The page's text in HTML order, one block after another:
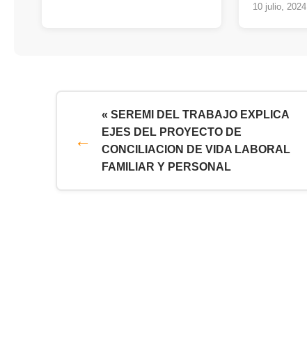
10 julio, 2024
« SEREMI DEL TRABAJO EXPLICA
EJES DEL PROYECTO DE
CONCILIACION DE VIDA LABORAL
FAMILIAR Y PERSONAL